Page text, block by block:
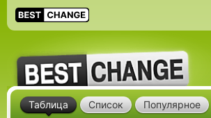
Таблица Список Популярное